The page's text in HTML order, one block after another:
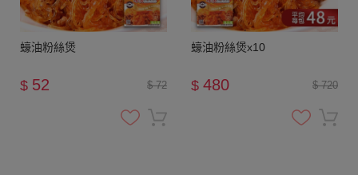
蠔油粉絲煲
$ 72
$ 52
蠔油粉絲煲x10
$ 720
$ 480